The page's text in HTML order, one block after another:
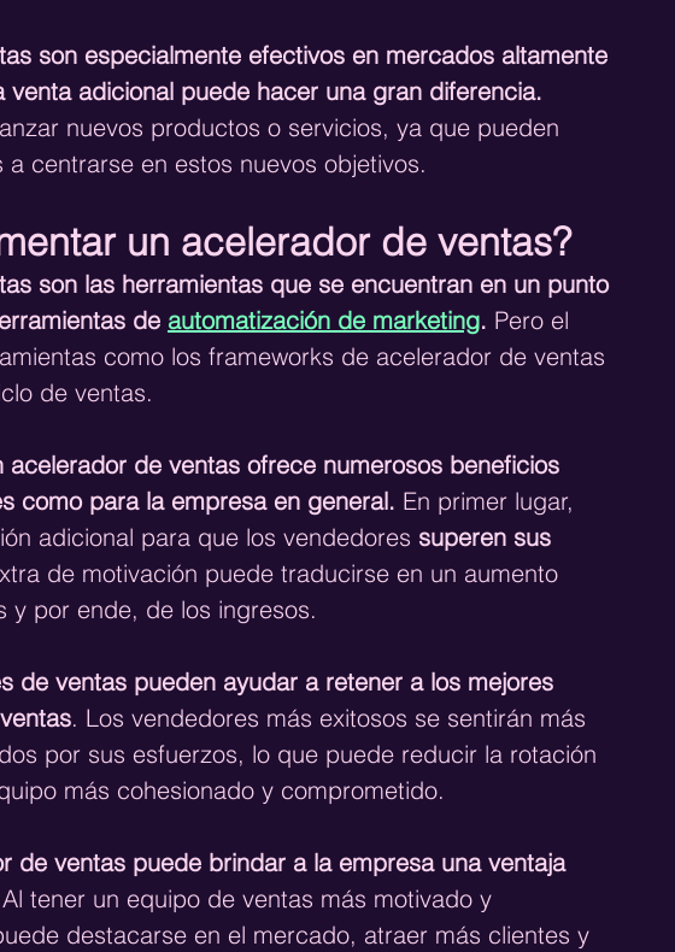
son especialmente efectivos en mercados altamente
adicional puede hacer una gran diferencia.
nuevos productos o servicios, ya que pueden
centrarse en estos nuevos objetivos.
un acelerador de ventas?
son las herramientas que se encuentran en un punto
de automatización de marketing. Pero el
como los frameworks de acelerador de ventas
de ventas.
acelerador de ventas ofrece numerosos beneficios
como para la empresa en general. En primer lugar,
adicional para que los vendedores superen sus
de motivación puede traducirse en un aumento
y por ende, de los ingresos.
de ventas pueden ayudar a retener a los mejores
. Los vendedores más exitosos se sentirán más
por sus esfuerzos, lo que puede reducir la rotación
más cohesionado y comprometido.
de ventas puede brindar a la empresa una ventaja
Al tener un equipo de ventas más motivado y
destacarse en el mercado, atraer más clientes y